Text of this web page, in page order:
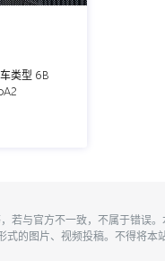
类型 6B
若与官方不一致，不属于错误
的图片、视频投稿。不得将